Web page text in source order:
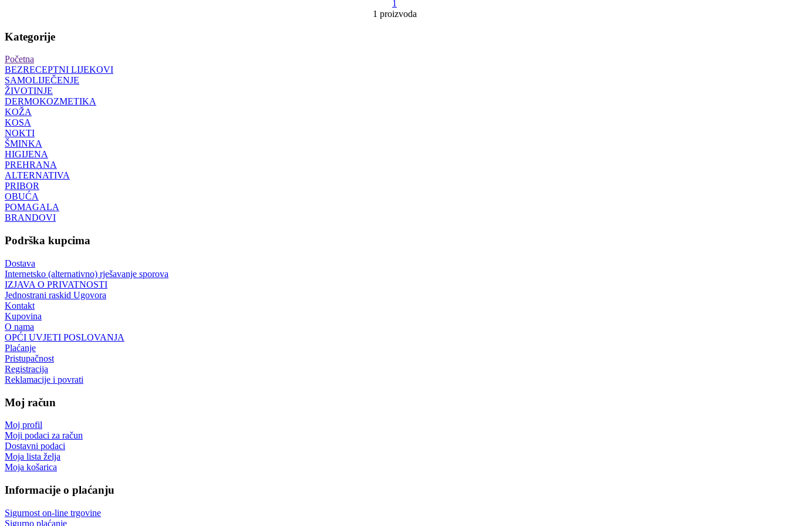
1
1 proizvoda
Kategorije
Početna
BEZRECEPTNI LIJEKOVI
SAMOLIJEČENJE
ŽIVOTINJE
DERMOKOZMETIKA
KOŽA
KOSA
NOKTI
ŠMINKA
HIGIJENA
PREHRANA
ALTERNATIVA
PRIBOR
OBUĆA
POMAGALA
BRANDOVI
Podrška kupcima
Dostava
Internetsko (alternativno) rješavanje sporova
IZJAVA O PRIVATNOSTI
Jednostrani raskid Ugovora
Kontakt
Kupovina
O nama
OPĆI UVJETI POSLOVANJA
Plaćanje
Pristupačnost
Registracija
Reklamacije i povrati
Moj račun
Moj profil
Moji podaci za račun
Dostavni podaci
Moja lista želja
Moja košarica
Informacije o plaćanju
Sigurnost on-line trgovine
Sigurno plaćanje